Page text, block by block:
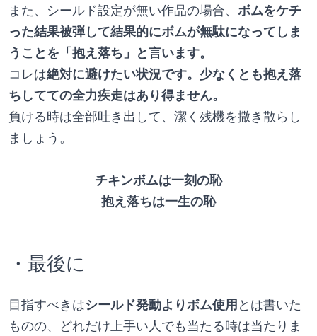
また、シールド設定が無い作品の場合、 ボムをケチ
った結果被弾して結果的にボムが無駄になってしま
うことを「抱え落ち」と言います。
コレは絶対に避けたい状況です。少なくとも抱え落
ちしてての全力疾走はあり得ません。
負ける時は全部吐き出して、潔く残機を撒き散らし
ましょう。
チキンボムは一刻の恥
抱え落ちは一生の恥
・最後に
目指すべきはシールド発動よりボム使用とは書いた
ものの、どれだけ上手い人でも当たる時は当たりま